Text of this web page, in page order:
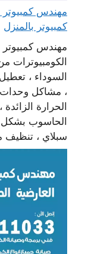
كمبيوتر بالمنزل
مهندس
الكومبيوترات
السوداء ،
، مشاكل وحدات
الحرارة
الحاسوب بشكل
سبلاي ، تنظيف